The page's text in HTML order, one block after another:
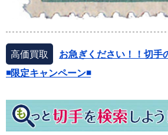
高価買取
お急ぎください！！切手
◾️限定キャンペーン◾️